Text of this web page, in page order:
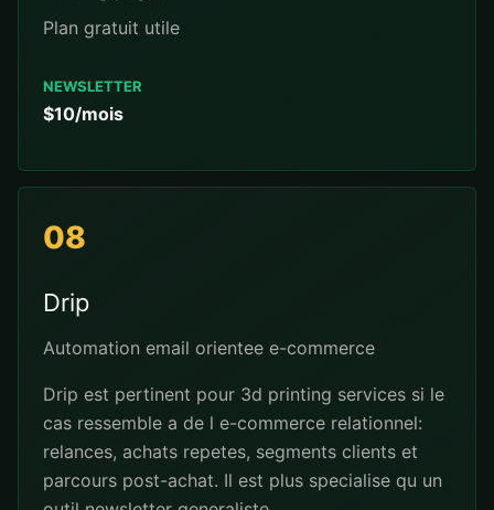
Plan gratuit utile
NEWSLETTER
$10/mois
08
Drip
Automation email orientee e-commerce
Drip est pertinent pour 3d printing services si le
cas ressemble a de l e-commerce relationnel:
relances, achats repetes, segments clients et
parcours post-achat. Il est plus specialise qu un